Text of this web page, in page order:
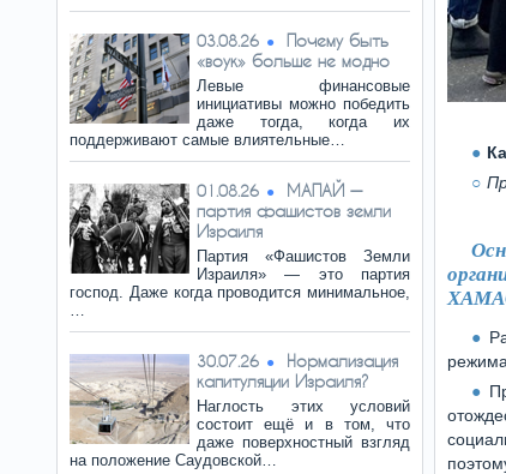
03.08.26
Почему быть
«воук» больше не модно
Левые финансовые
инициативы можно победить
даже тогда, когда их
поддерживают самые влиятельные…
01.08.26
МАПАЙ —
партия фашистов земли
Израиля
Партия «Фашистов Земли
Израиля» — это партия
господ. Даже когда проводится минимальное,
…
30.07.26
Нормализация
капитуляции Израиля?
Наглость этих условий
состоит ещё и в том, что
даже поверхностный взгляд
на положение Саудовской…